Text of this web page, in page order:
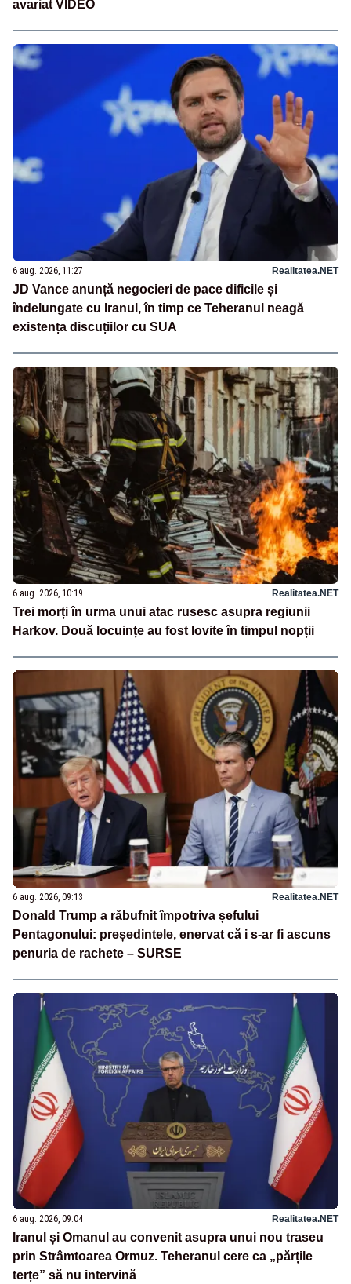
avariat VIDEO
6 aug. 2026, 11:27 Realitatea.NET
JD Vance anunță negocieri de pace dificile și
îndelungate cu Iranul, în timp ce Teheranul neagă
existența discuțiilor cu SUA
6 aug. 2026, 10:19 Realitatea.NET
Trei morți în urma unui atac rusesc asupra regiunii
Harkov. Două locuințe au fost lovite în timpul nopții
6 aug. 2026, 09:13 Realitatea.NET
Donald Trump a răbufnit împotriva șefului
Pentagonului: președintele, enervat că i s-ar fi ascuns
penuria de rachete – SURSE
6 aug. 2026, 09:04 Realitatea.NET
Iranul și Omanul au convenit asupra unui nou traseu
prin Strâmtoarea Ormuz. Teheranul cere ca „părțile
terțe” să nu intervină